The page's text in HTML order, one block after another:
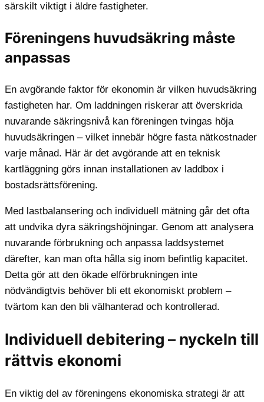
särskilt viktigt i äldre fastigheter.
Föreningens huvudsäkring måste
anpassas
En avgörande faktor för ekonomin är vilken huvudsäkring
fastigheten har. Om laddningen riskerar att överskrida
nuvarande säkringsnivå kan föreningen tvingas höja
huvudsäkringen – vilket innebär högre fasta nätkostnader
varje månad. Här är det avgörande att en teknisk
kartläggning görs innan installationen av laddbox i
bostadsrättsförening.
Med lastbalansering och individuell mätning går det ofta
att undvika dyra säkringshöjningar. Genom att analysera
nuvarande förbrukning och anpassa laddsystemet
därefter, kan man ofta hålla sig inom befintlig kapacitet.
Detta gör att den ökade elförbrukningen inte
nödvändigtvis behöver bli ett ekonomiskt problem –
tvärtom kan den bli välhanterad och kontrollerad.
Individuell debitering – nyckeln till
rättvis ekonomi
En viktig del av föreningens ekonomiska strategi är att